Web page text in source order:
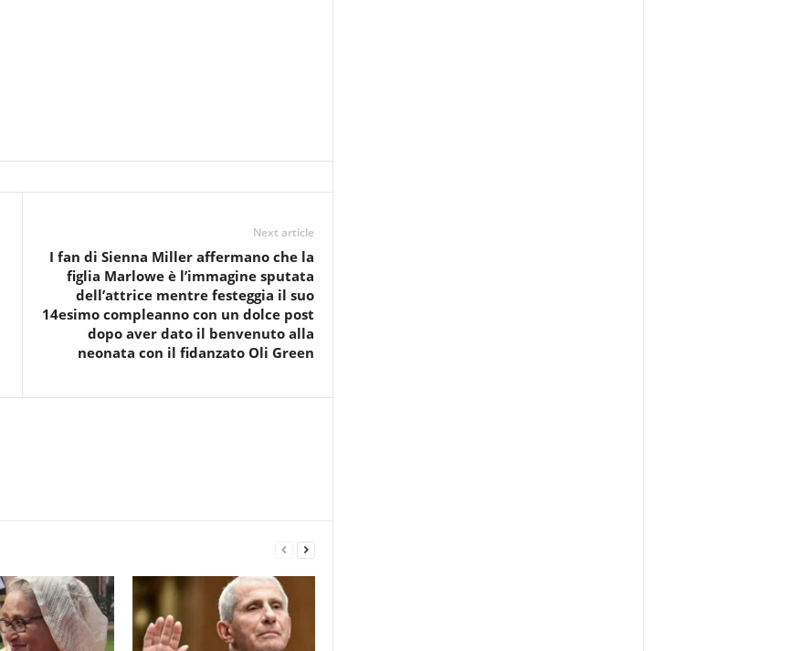
Next article
I fan di Sienna Miller affermano che la
figlia Marlowe è l’immagine sputata
dell’attrice mentre festeggia il suo
14esimo compleanno con un dolce post
dopo aver dato il benvenuto alla
neonata con il fidanzato Oli Green